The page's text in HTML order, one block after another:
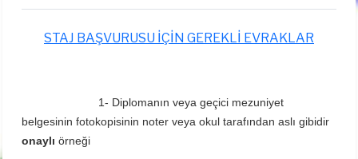
STAJ BAŞVURUSU İÇİN GEREKLİ EVRAKLAR
1- Diplomanın veya geçici mezuniyet
belgesinin fotokopisinin noter veya okul tarafından aslı gibidir
onaylı örneği